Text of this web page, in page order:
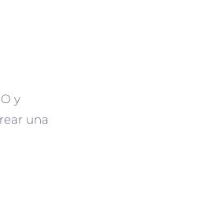
y
una